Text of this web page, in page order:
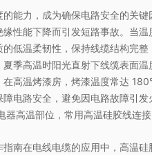
能力，成为确保电路安全的关
性能下降而引发短路事故。当
低温柔韧性，保持线缆结构完
季高温时阳光直射下线缆表面
在高温烤漆房，烤漆温度常达
电路安全，避免因电路故障引
高温部位，常用高温硅胶线连接
南在电线电缆的应用中，高温